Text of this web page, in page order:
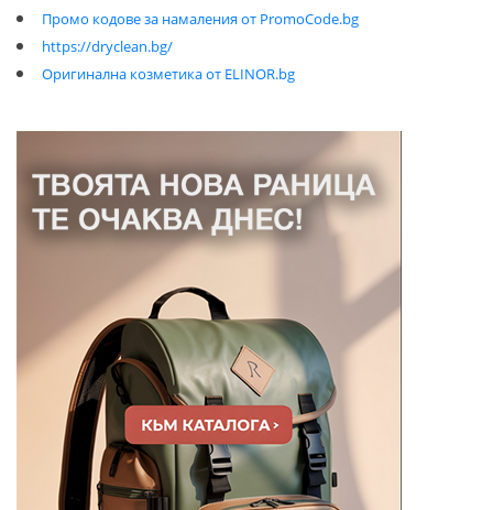
Промо кодове за намаления от PromoCode.bg
https://dryclean.bg/
Оригинална козметика от ELINOR.bg